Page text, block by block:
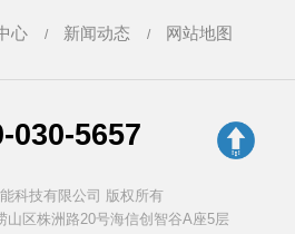
心 新闻动态 网站地图
030-5657
科技有限公司 版权所有
山区株洲路20号海信创智谷A座5层